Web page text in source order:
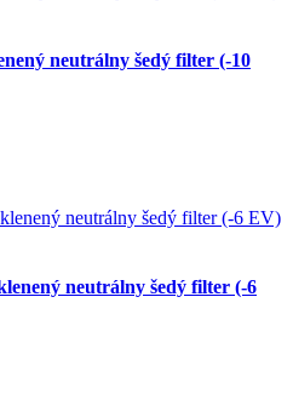
neutrálny šedý filter (-10
neutrálny šedý filter (-6